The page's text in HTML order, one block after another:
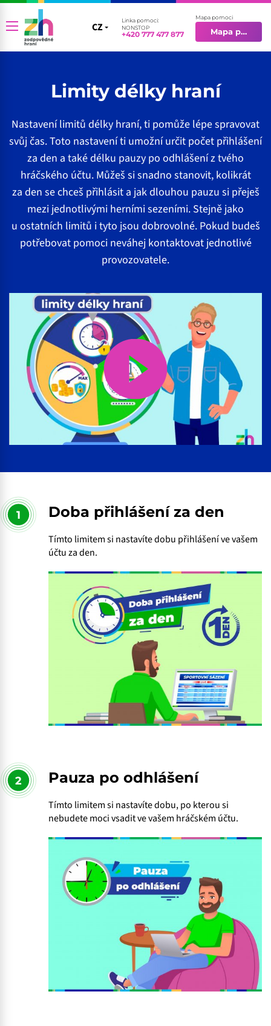
CZ
CZ
Linka pomoci:
NONSTOP
+420 777 477 877
Mapa pomoci
Mapa pomoci
Limity délky hraní
Nastavení limitů délky hraní, ti pomůže lépe spravovat
svůj čas. Toto nastavení ti umožní určit počet přihlášení
za den a také délku pauzy po odhlášení z tvého
hráčského účtu. Můžeš si snadno stanovit, kolikrát
za den se chceš přihlásit a jak dlouhou pauzu si přeješ
mezi jednotlivými herními sezeními. Stejně jako
u ostatních limitů i tyto jsou dobrovolné. Pokud budeš
potřebovat pomoci neváhej kontaktovat jednotlivé
provozovatele.
1 Doba přihlášení za den
Tímto limitem si nastavíte dobu přihlášení ve vašem
účtu za den.
2 Pauza po odhlášení
Tímto limitem si nastavíte dobu, po kterou si
nebudete moci vsadit ve vašem hráčském účtu.